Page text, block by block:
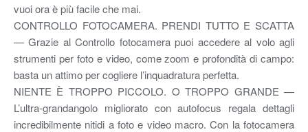
vuoi ora è più facile che mai.
CONTROLLO FOTOCAMERA. PRENDI TUTTO E SCATTA
— Grazie al Controllo fotocamera puoi accedere al volo agli
strumenti per foto e video, come zoom e profondità di campo:
basta un attimo per cogliere l’inquadratura perfetta.
NIENTE È TROPPO PICCOLO. O TROPPO GRANDE —
L’ultra-grandangolo migliorato con autofocus regala dettagli
incredibilmente nitidi a foto e video macro. Con la fotocamera